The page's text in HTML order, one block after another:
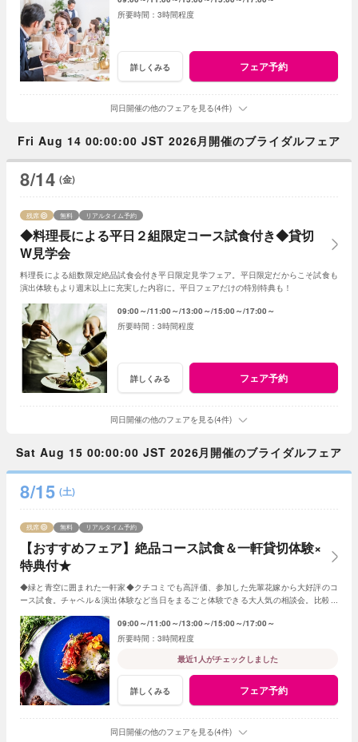
3時間程度
詳しくみる フェア予約
同日開催の他のフェアを見る(4件)
Fri Aug 14 00:00:00 JST 2026月開催のブライダルフェア
8/14 (金)
◆料理長による平日２組限定コース試食付き◆貸切
W見学会
残席 無料 リアルタイム予約
料理長による組数限定絶品試食会付き平日限定見学フェア。平日限定だからこそ試食も
演出体験もより週末以上に充実した内容に。平日フェアだけの特別特典も！
09:00～ 11:00～ 13:00～ 15:00～ 17:00～
3時間程度
詳しくみる フェア予約
同日開催の他のフェアを見る(4件)
Sat Aug 15 00:00:00 JST 2026月開催のブライダルフェア
8/15 (土)
【おすすめフェア】絶品コース試食＆一軒貸切体験×
特典付★
残席 無料 リアルタイム予約
◆緑と青空に囲まれた一軒家◆クチコミでも高評価、参加した先輩花嫁から大好評のコ
ース試食。チャペル＆演出体験など当日をまるごと体験できる大人気の相談会。比較用
09:00～ 11:00～ 13:00～ 15:00～ 17:00～
3時間程度
最近1人がチェックしました
詳しくみる フェア予約
同日開催の他のフェアを見る(4件)